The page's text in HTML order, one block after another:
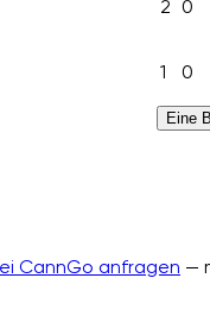
2 0
1 0
Eine
CannGo anfragen —